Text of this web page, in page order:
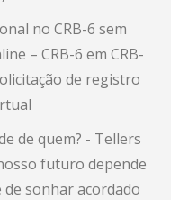
no CRB-6 sem
– CRB-6 em CRB-
de registro
de quem? - Tellers
futuro depende
sonhar acordado